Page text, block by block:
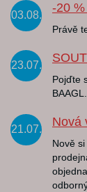
03.08.
-20
Právě
23.07.
Pojďte
BAAGL.
21.07.
Nová
Nově